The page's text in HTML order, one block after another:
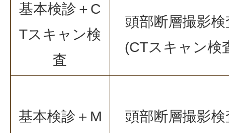
基本検診＋C
Tスキャン検
査
頭部断層撮影検
(CTスキャン検
基本検診＋M
頭部断層撮影検